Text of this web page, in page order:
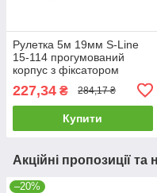
Рулетка 5м 19мм S-Line
15-114 прогумований
корпус з фіксатором
строительная будівельна
227,34 ₴ 284,17 ₴
Купити
Акційні пропозиції та
–20%